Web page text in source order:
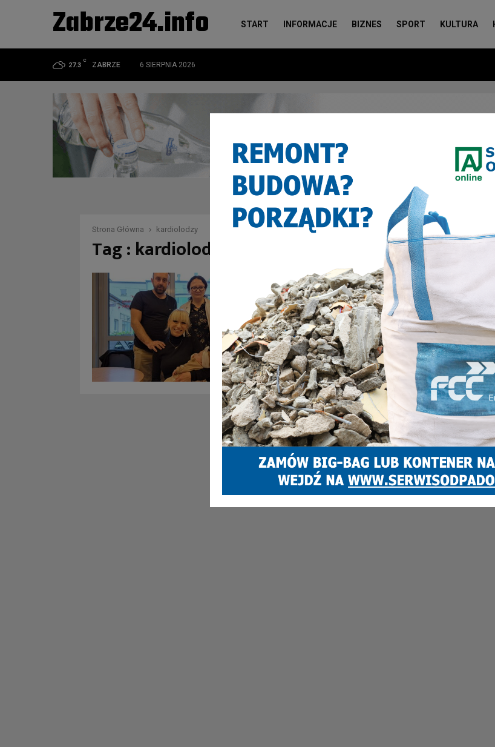
Zabrze24.info START INFORMACJE BIZNES SPORT KULTURA
27.3
C
ZABRZE 6 SIERPNIA 2026
Strona Główna kardiolodzy
Tag : kardiolodzy
INFORMACJE
W Zabrzu przeszczepiono serce
siedmiotygodniowej dziewczynce!
Marcin Pawlenka 5 października 2024 0
Transplantacja dla siedmiotygodniowej Gabrysi była
uratowanie jej życia. Dziecko trafiło pod opiekę
kardiologów ze Śląskiego Centrum Chorób Serca w Zabrzu